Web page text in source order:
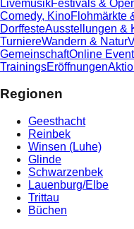
LivemusikFestivals &
Comedy, KinoFlohmärkte
DorffesteAusstellungen &
TurniereWandern & Natur
GemeinschaftOnline
TrainingsEröffnungen
Regionen
Geesthacht
Reinbek
Winsen (Luhe)
Glinde
Schwarzenbek
Lauenburg/Elbe
Trittau
Büchen